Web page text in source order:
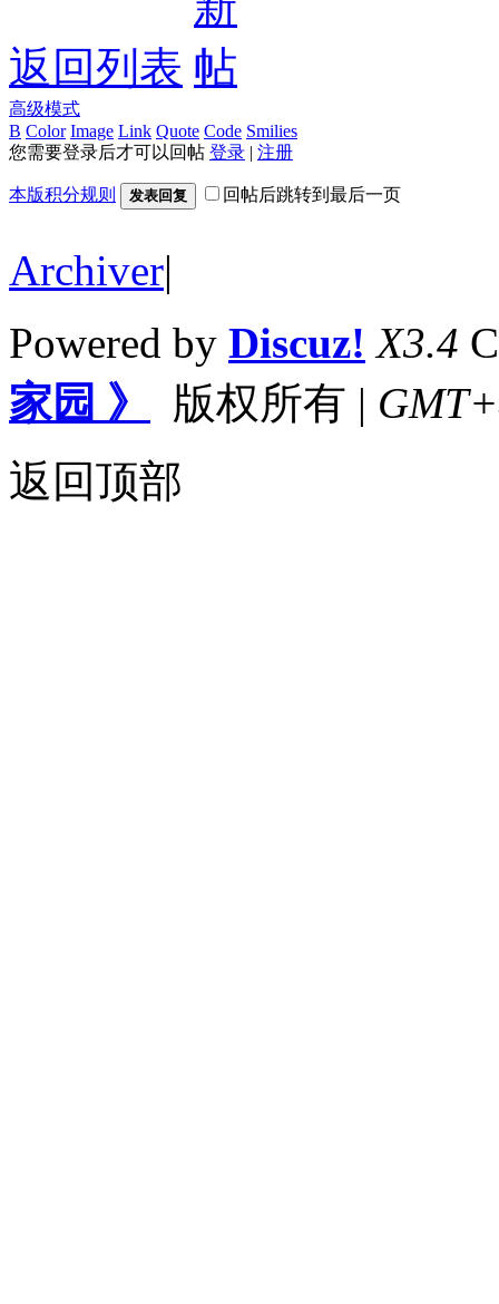
返回列表
高级模式
B Color Image Link Quote Code Smilies
您需要登录后才可以回帖 登录 | 注册
本版积分规则 发表回复 回帖后跳转到最后一页
Archiver|
Powered by Discuz! X3.4
家园 》
版权所有 |
返回顶部